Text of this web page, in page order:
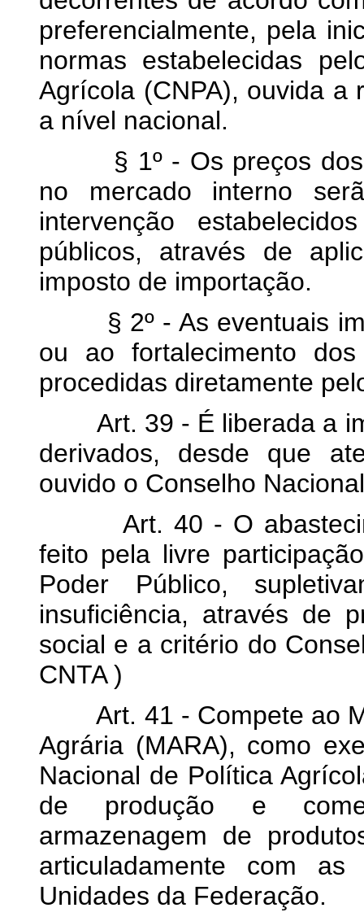
preferencialmente, pela
normas estabelecidas
Agrícola (CNPA), ouvida a
a nível nacional.
§ 1º - Os preços dos
no mercado interno
intervenção
públicos, através de
imposto de importação.
§ 2º - As eventuais
ou ao fortalecimento
procedidas diretamente
Art. 39 - É liberada a
derivados, desde que
ouvido o Conselho
Art. 40 - O
feito pela livre
Poder Público,
insuficiência, através de
social e a critério do
CNTA )
Art. 41 - Compete ao
Agrária (MARA), como
Nacional de Política
de produção e
armazenagem de
articuladamente com
Unidades da Federação.